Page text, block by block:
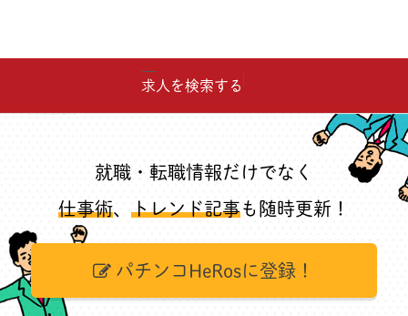
求人を検索する
就職・転職情報だけでなく
仕事術、 トレンド記事も随時更新！
パチンコHeRosに登録！